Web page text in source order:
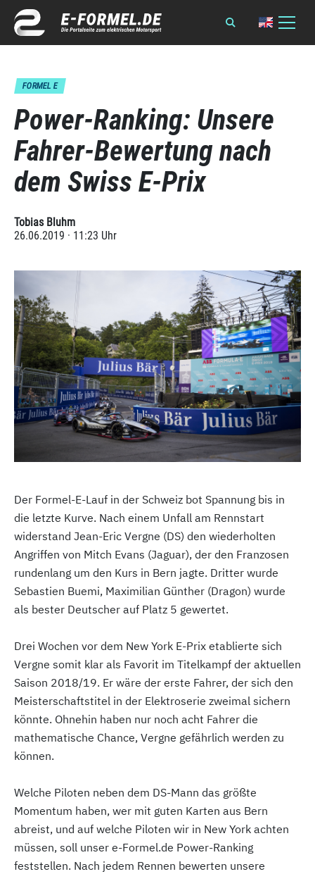
FORMEL E
Power-Ranking: Unsere
Fahrer-Bewertung nach
dem Swiss E-Prix
Tobias Bluhm
26.06.2019 · 11:23 Uhr
Der Formel-E-Lauf in der Schweiz bot Spannung bis in
die letzte Kurve. Nach einem Unfall am Rennstart
widerstand Jean-Eric Vergne (DS) den wiederholten
Angriffen von Mitch Evans (Jaguar), der den Franzosen
rundenlang um den Kurs in Bern jagte. Dritter wurde
Sebastien Buemi, Maximilian Günther (Dragon) wurde
als bester Deutscher auf Platz 5 gewertet.
Drei Wochen vor dem New York E-Prix etablierte sich
Vergne somit klar als Favorit im Titelkampf der aktuellen
Saison 2018/19. Er wäre der erste Fahrer, der sich den
Meisterschaftstitel in der Elektroserie zweimal sichern
könnte. Ohnehin haben nur noch acht Fahrer die
mathematische Chance, Vergne gefährlich werden zu
können.
Welche Piloten neben dem DS-Mann das größte
Momentum haben, wer mit guten Karten aus Bern
abreist, und auf welche Piloten wir in New York achten
müssen, soll unser e-Formel.de Power-Ranking
feststellen. Nach jedem Rennen bewerten unsere